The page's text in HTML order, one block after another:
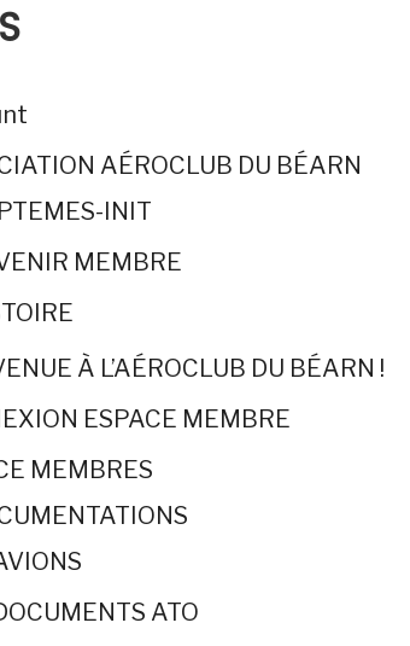
AÉROCLUB DU BÉARN
INIT
MEMBRE
À L’AÉROCLUB DU BÉARN !
ESPACE MEMBRE
MEMBRES
ATO